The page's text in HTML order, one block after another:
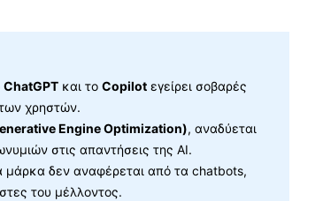
ChatGPT και το Copilot εγείρει σοβαρές
των χρηστών.
Engine Optimization), αναδύεται
στις απαντήσεις της AI.
μάρκα δεν αναφέρεται από τα chatbots,
του μέλλοντος.